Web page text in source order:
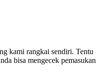
kami rangkai sendiri. Tentu
bisa mengecek pemasukan